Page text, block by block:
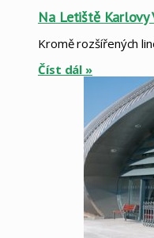
Na Letiště Karlovy
Kromě rozšířených
Číst dál »